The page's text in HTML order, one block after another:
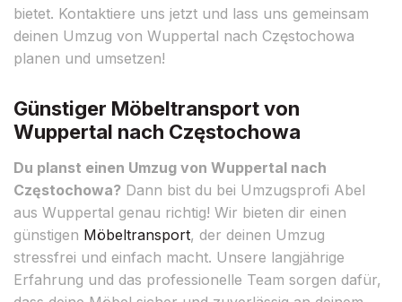
bietet. Kontaktiere uns jetzt und lass uns gemeinsam
deinen Umzug von Wuppertal nach Częstochowa
planen und umsetzen!
Günstiger Möbeltransport von
Wuppertal nach Częstochowa
Du planst einen Umzug von Wuppertal nach
Częstochowa? Dann bist du bei Umzugsprofi Abel
aus Wuppertal genau richtig! Wir bieten dir einen
günstigen Möbeltransport, der deinen Umzug
stressfrei und einfach macht. Unsere langjährige
Erfahrung und das professionelle Team sorgen dafür,